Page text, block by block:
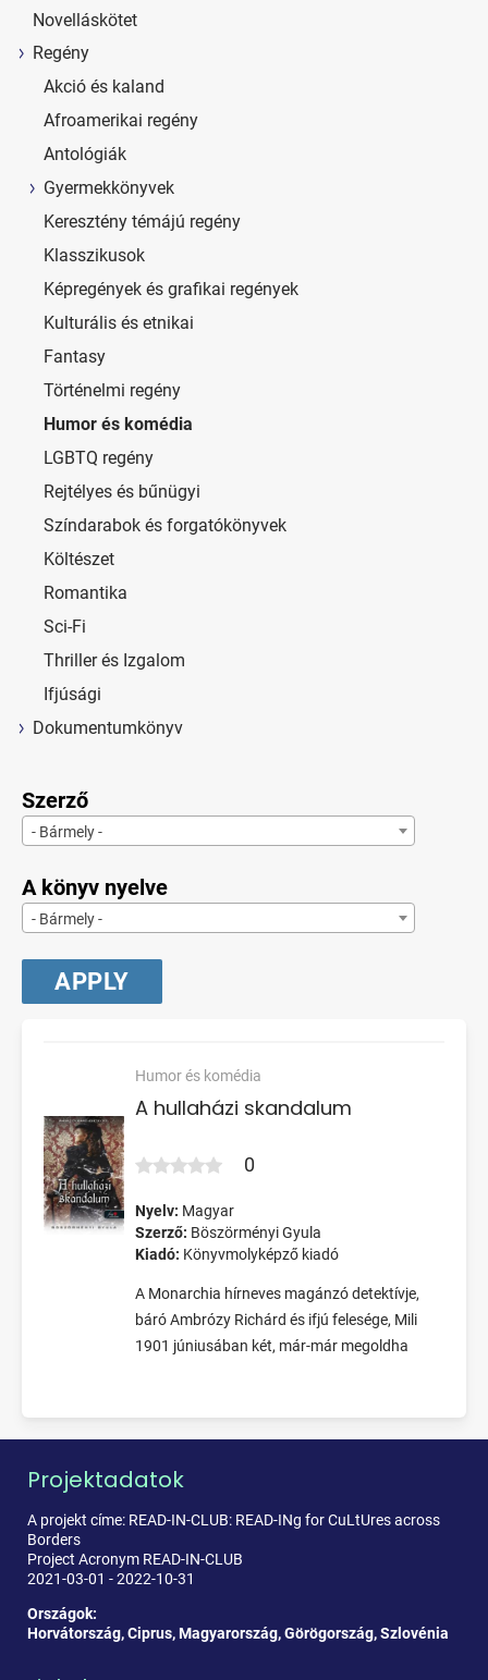
Novelláskötet
Regény
Akció és kaland
Afroamerikai regény
Antológiák
Gyermekkönyvek
Keresztény témájú regény
Klasszikusok
Képregények és grafikai regények
Kulturális és etnikai
Fantasy
Történelmi regény
Humor és komédia
LGBTQ regény
Rejtélyes és bűnügyi
Színdarabok és forgatókönyvek
Költészet
Romantika
Sci-Fi
Thriller és Izgalom
Ifjúsági
Dokumentumkönyv
Szerző
- Bármely -
A könyv nyelve
- Bármely -
Humor és komédia
A hullaházi skandalum
0
Nyelv: Magyar
Szerző: Böszörményi Gyula
Kiadó: Könyvmolyképző kiadó
A Monarchia hírneves magánzó detektívje,
báró Ambrózy Richárd és ifjú felesége, Mili
1901 júniusában két, már-már megoldha
Projektadatok
A projekt címe: READ-IN-CLUB: READ-INg for CuLtUres across
Borders
Project Acronym READ-IN-CLUB
2021-03-01 - 2022-10-31
Országok:
Horvátország, Ciprus, Magyarország, Görögország, Szlovénia